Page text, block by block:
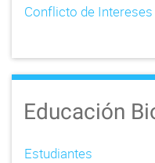
Conflicto de Intereses
Educación
Estudiantes